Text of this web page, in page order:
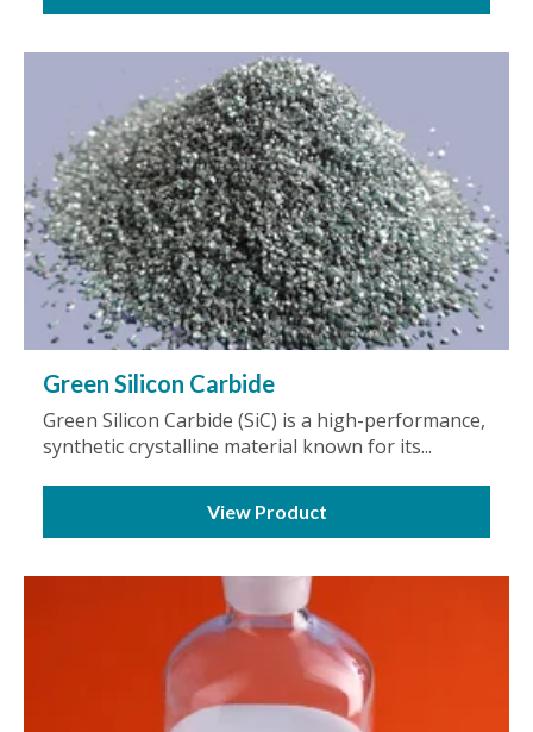
Green Silicon Carbide
Green Silicon Carbide (SiC) is a high-performance,
synthetic crystalline material known for its...
View Product